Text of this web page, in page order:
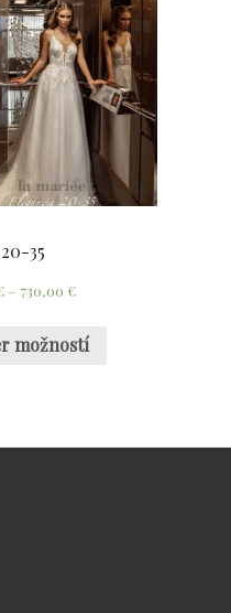
35
– 730,00 €
možností